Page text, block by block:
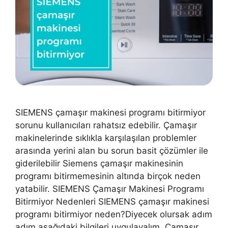
SIEMENS çamaşır makinesi programı bitirmiyor
sorunu kullanıcıları rahatsız edebilir. Çamaşır
makinelerinde sıklıkla karşılaşılan problemler
arasında yerini alan bu sorun basit çözümler ile
giderilebilir Siemens çamaşır makinesinin
programı bitirmemesinin altında birçok neden
yatabilir. SIEMENS Çamaşır Makinesi Programı
Bitirmiyor Nedenleri SIEMENS çamaşır makinesi
programı bitirmiyor neden?Diyecek olursak adım